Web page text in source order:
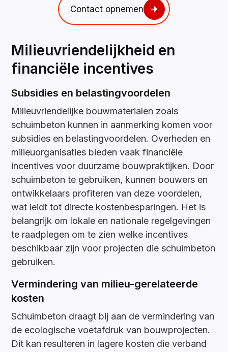
Contact opnemen
Milieuvriendelijkheid en
financiële incentives
Subsidies en belastingvoordelen
Milieuvriendelijke bouwmaterialen zoals
schuimbeton kunnen in aanmerking komen voor
subsidies en belastingvoordelen. Overheden en
milieuorganisaties bieden vaak financiële
incentives voor duurzame bouwpraktijken. Door
schuimbeton te gebruiken, kunnen bouwers en
ontwikkelaars profiteren van deze voordelen,
wat leidt tot directe kostenbesparingen. Het is
belangrijk om lokale en nationale regelgevingen
te raadplegen om te zien welke incentives
beschikbaar zijn voor projecten die schuimbeton
gebruiken.
Vermindering van milieu-gerelateerde
kosten
Schuimbeton draagt bij aan de vermindering van
de ecologische voetafdruk van bouwprojecten.
Dit kan resulteren in lagere kosten die verband